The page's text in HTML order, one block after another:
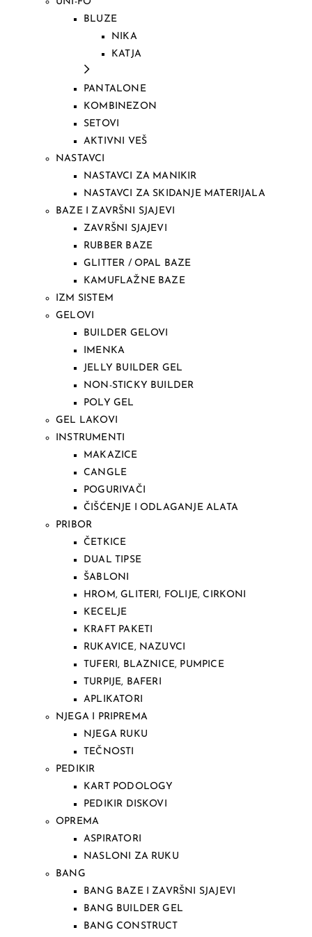
BLUZE
NIKA
KATJA
PANTALONE
KOMBINEZON
SETOVI
AKTIVNI VEŠ
NASTAVCI
NASTAVCI ZA MANIKIR
NASTAVCI ZA SKIDANJE MATERIJALA
BAZE I ZAVRŠNI SJAJEVI
ZAVRŠNI SJAJEVI
RUBBER BAZE
GLITTER / OPAL BAZE
KAMUFLAŽNE BAZE
IZM SISTEM
GELOVI
BUILDER GELOVI
IMENKA
JELLY BUILDER GEL
NON-STICKY BUILDER
POLY GEL
GEL LAKOVI
INSTRUMENTI
MAKAZICE
CANGLE
POGURIVAČI
ČIŠĆENJE I ODLAGANJE ALATA
PRIBOR
ČETKICE
DUAL TIPSE
ŠABLONI
HROM, GLITERI, FOLIJE, CIRKONI
KECELJE
KRAFT PAKETI
RUKAVICE, NAZUVCI
TUFERI, BLAZNICE, PUMPICE
TURPIJE, BAFERI
APLIKATORI
NJEGA I PRIPREMA
NJEGA RUKU
TEČNOSTI
PEDIKIR
KART PODOLOGY
PEDIKIR DISKOVI
OPREMA
ASPIRATORI
NASLONI ZA RUKU
BANG
BANG BAZE I ZAVRŠNI SJAJEVI
BANG BUILDER GEL
BANG CONSTRUCT